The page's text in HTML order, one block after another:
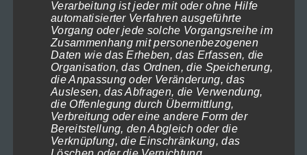
Porträt, Glamour, Beauty etc.
Porträts standard
Glamour
Beautyporträts
Porträts speciale
Dark Angels
Männerporträts
Verarbeitung ist jeder mit oder ohne Hilfe
automatisierter Verfahren ausgeführte
Vorgang oder jede solche Vorgangsreihe im
Zusammenhang mit personenbezogenen
Daten wie das Erheben, das Erfassen, die
Organisation, das Ordnen, die Speicherung,
die Anpassung oder Veränderung, das
Auslesen, das Abfragen, die Verwendung,
die Offenlegung durch Übermittlung,
Verbreitung oder eine andere Form der
Bereitstellung, den Abgleich oder die
Verknüpfung, die Einschränkung, das